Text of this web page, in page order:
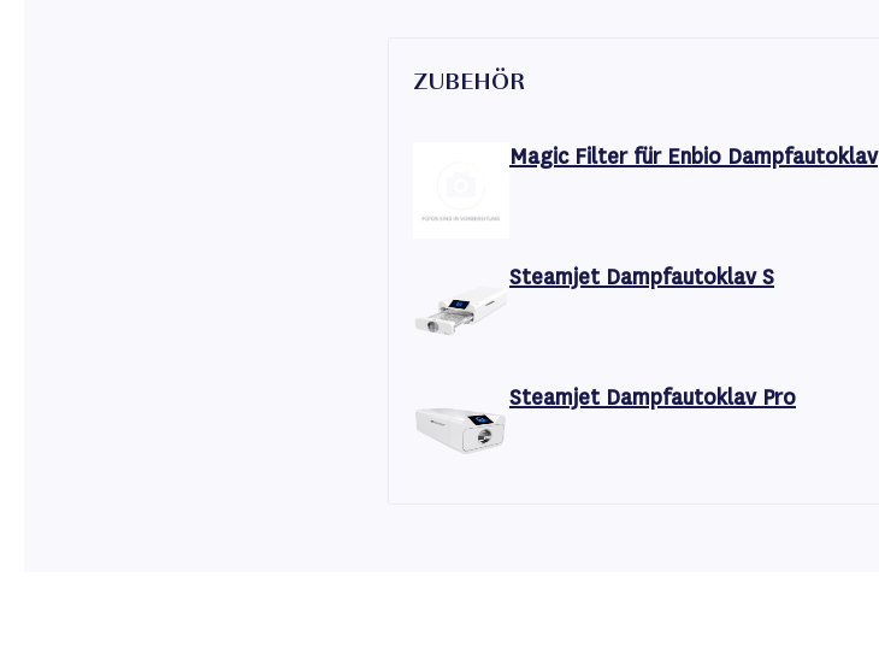
ZUBEHÖR
Magic Filter für Enbio Dampfautoklav
Steamjet Dampfautoklav S
Steamjet Dampfautoklav Pro